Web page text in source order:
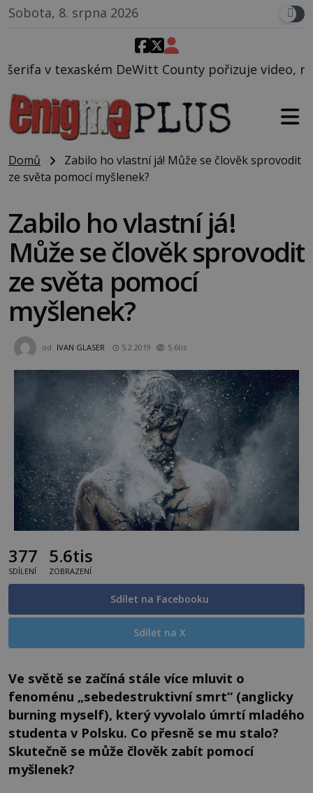
Sobota, 8. srpna 2026
County pořizuje video, na kterém před jeho
Domů
Zabilo ho vlastní já! Může se člověk sprovodit
ze světa pomocí myšlenek?
Zabilo ho vlastní já!
Může se člověk sprovodit
ze světa pomocí
myšlenek?
od IVAN GLASER 5.2.2019 5.6tis
377
SDÍLENÍ
5.6tis
ZOBRAZENÍ
Sdílet na Facebooku
Sdílet na X
Ve světě se začíná stále více mluvit o
fenoménu „sebedestruktivní smrt“ (anglicky
burning myself), který vyvolalo úmrtí mladého
studenta v Polsku. Co přesně se mu stalo?
Skutečně se může člověk zabít pomocí
myšlenek?